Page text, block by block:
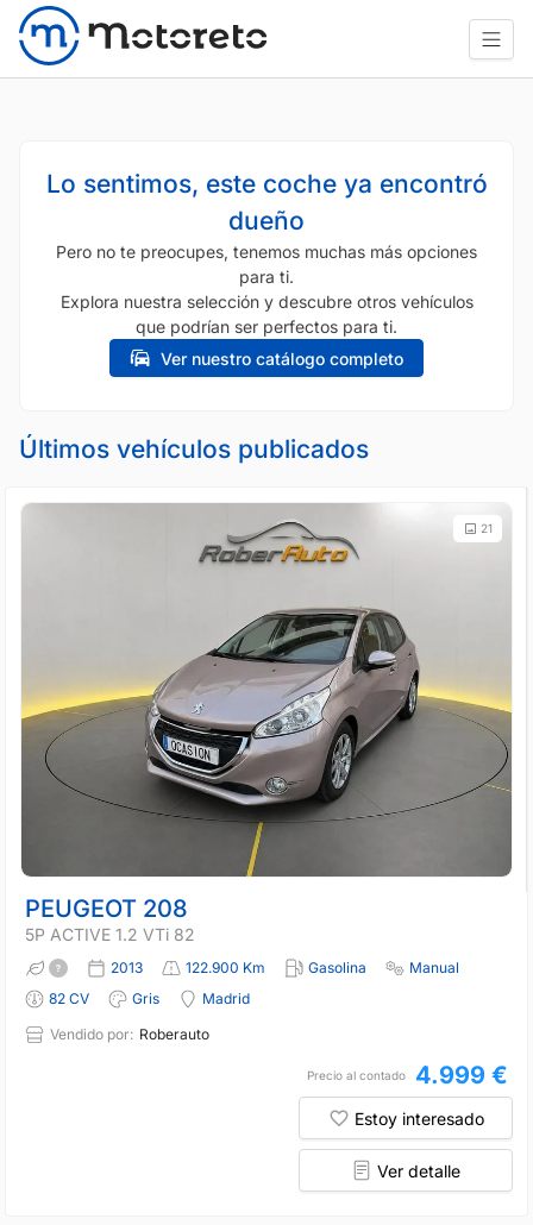
Lo sentimos, este coche ya encontró
dueño
Pero no te preocupes, tenemos muchas más opciones
para ti.
Explora nuestra selección y descubre otros vehículos
que podrían ser perfectos para ti.
Ver nuestro catálogo completo
Últimos vehículos publicados
21
PEUGEOT 208
5P ACTIVE 1.2 VTi 82
2013 122.900 Km Gasolina
Manual
82 CV
Gris
Madrid
Vendido por: Roberauto
Precio al contado 4.999 €
Estoy interesado
Ver detalle